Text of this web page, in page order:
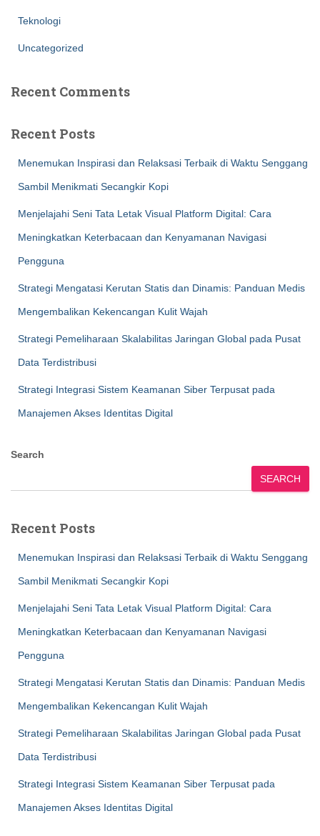
Teknologi
Uncategorized
Recent Comments
Recent Posts
Menemukan Inspirasi dan Relaksasi Terbaik di Waktu Senggang
Sambil Menikmati Secangkir Kopi
Menjelajahi Seni Tata Letak Visual Platform Digital: Cara
Meningkatkan Keterbacaan dan Kenyamanan Navigasi
Pengguna
Strategi Mengatasi Kerutan Statis dan Dinamis: Panduan Medis
Mengembalikan Kekencangan Kulit Wajah
Strategi Pemeliharaan Skalabilitas Jaringan Global pada Pusat
Data Terdistribusi
Strategi Integrasi Sistem Keamanan Siber Terpusat pada
Manajemen Akses Identitas Digital
Search
SEARCH
Recent Posts
Menemukan Inspirasi dan Relaksasi Terbaik di Waktu Senggang
Sambil Menikmati Secangkir Kopi
Menjelajahi Seni Tata Letak Visual Platform Digital: Cara
Meningkatkan Keterbacaan dan Kenyamanan Navigasi
Pengguna
Strategi Mengatasi Kerutan Statis dan Dinamis: Panduan Medis
Mengembalikan Kekencangan Kulit Wajah
Strategi Pemeliharaan Skalabilitas Jaringan Global pada Pusat
Data Terdistribusi
Strategi Integrasi Sistem Keamanan Siber Terpusat pada
Manajemen Akses Identitas Digital